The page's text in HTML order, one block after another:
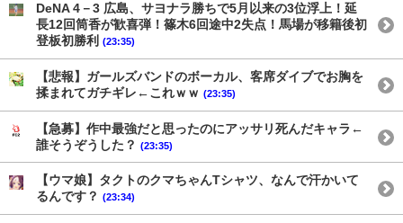
DeNA 4－3 広島、サヨナラ勝ちで5月以来の3位浮上！延
長12回筒香が歓喜弾！篠木6回途中2失点！馬場が移籍後初
登板初勝利 (23:35)
【悲報】ガールズバンドのボーカル、客席ダイブでお胸を
揉まれてガチギレ←これｗｗ (23:35)
【急募】作中最強だと思ったのにアッサリ死んだキャラ←
誰そうぞうした？ (23:35)
【ウマ娘】タクトのクマちゃんTシャツ、なんで汗かいて
るんです？ (23:34)